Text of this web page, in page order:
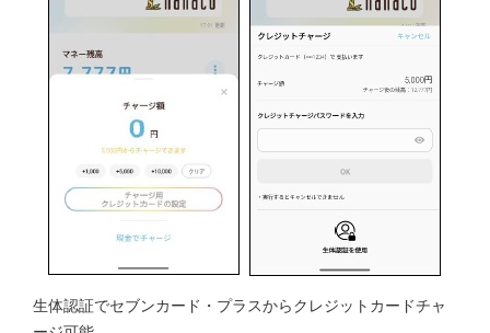
生体認証でセブンカード・プラスからクレジットカードチャ